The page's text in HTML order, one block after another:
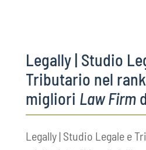
Legally | Studio
Tributario nel
migliori Law Firm
Legally | Studio Legale e